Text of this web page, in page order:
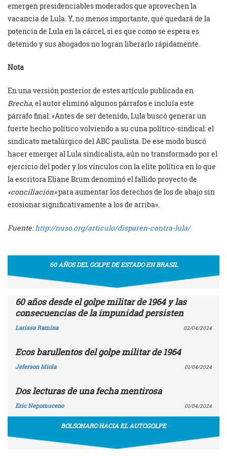
emergen presidenciables moderados que aprovechen la
vacancia de Lula. Y, no menos importante, qué quedará de la
potencia de Lula en la cárcel, si es que como se espera es
detenido y sus abogados no logran liberarlo rápidamente.
Nota
En una versión posterior de estes artículo publicada en
Brecha, el autor eliminó algunos párrafos e incluía este
párrafo final: «Antes de ser detenido, Lula buscó generar un
fuerte hecho político volviendo a su cuna político-sindical: el
sindicato metalúrgico del ABC paulista. De ese modo buscó
hacer emerger al Lula sindicalista, aún no transformado por el
ejercicio del poder y los vínculos con la elite política en lo que
la escritora Eliane Brum denominó el fallido proyecto de
«conciliación»para aumentar los derechos de los de abajo sin
erosionar significativamente a los de arriba».
Fuente:http://nuso.org/articulo/disparen-contra-lula/
60 AÑOS DEL GOLPE DE ESTADO EN BRASIL
60 años desde el golpe militar de 1964 y las
consecuencias de la impunidad persisten
Larissa Ramina 02/04/2024
Ecos barullentos del golpe militar de 1964
Jeferson Miola 01/04/2024
Dos lecturas de una fecha mentirosa
Eric Nepomuceno 01/04/2024
BOLSONARO HACIA EL AUTOGOLPE